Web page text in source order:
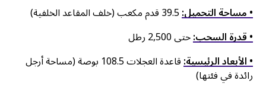
• مساحة التحميل:39.5 قدم مكعب (خلف المقاعد الخلفية)
• قدرة السحب:حتى 2,500 رطل
• الأبعاد الرئيسية:
قاعدة العجلات 108.5 بوصة (مساحة أرجل
رائدة في فئتها)